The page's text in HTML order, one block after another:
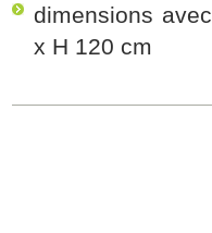
dimensions
x H 120 cm